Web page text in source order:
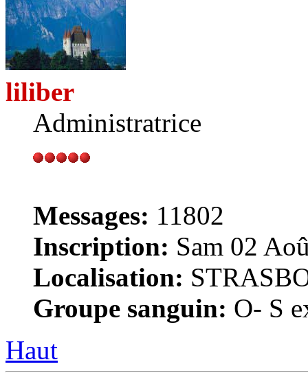
liliber
Administratrice
Messages: 11802
Inscription: Sam 02
Localisation:
Groupe sanguin: O- S
Haut